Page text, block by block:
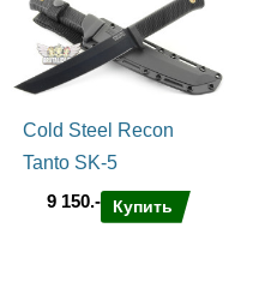
Cold Steel Recon
Tanto SK-5
9 150.-
Купить